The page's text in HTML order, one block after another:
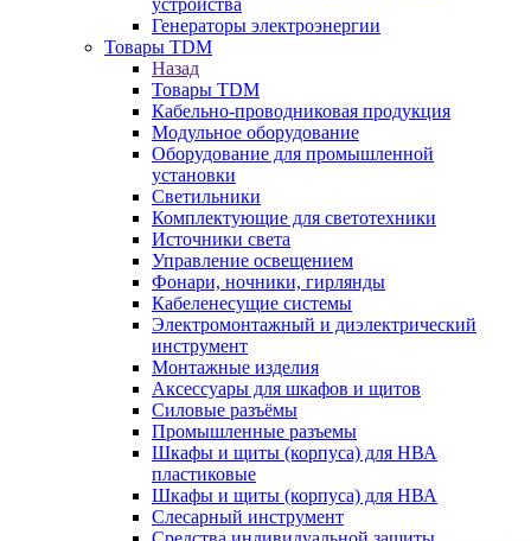
устройства
Генераторы электроэнергии
Товары TDM
Назад
Товары TDM
Кабельно-проводниковая продукция
Модульное оборудование
Оборудование для промышленной
установки
Светильники
Комплектующие для светотехники
Источники света
Управление освещением
Фонари, ночники, гирлянды
Кабеленесущие системы
Электромонтажный и диэлектрический
инструмент
Монтажные изделия
Аксессуары для шкафов и щитов
Силовые разъёмы
Промышленные разъемы
Шкафы и щиты (корпуса) для НВА
пластиковые
Шкафы и щиты (корпуса) для НВА
Слесарный инструмент